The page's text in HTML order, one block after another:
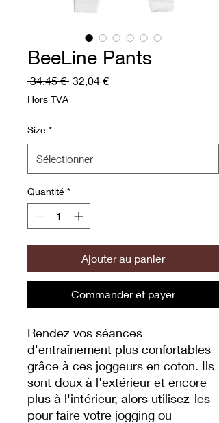
BeeLine Pants
34,45 € Prix original
32,04 €Prix promotionnel
Hors TVA
Size *
Quantité *
Ajouter au panier
Commander et payer
Rendez vos séances
d'entraînement plus confortables
grâce à ces joggeurs en coton. Ils
sont doux à l'extérieur et encore
plus à l'intérieur, alors utilisez-les
pour faire votre jogging ou